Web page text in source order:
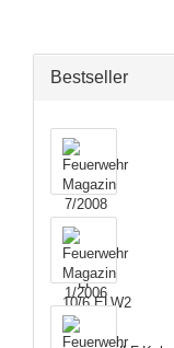
Bestseller